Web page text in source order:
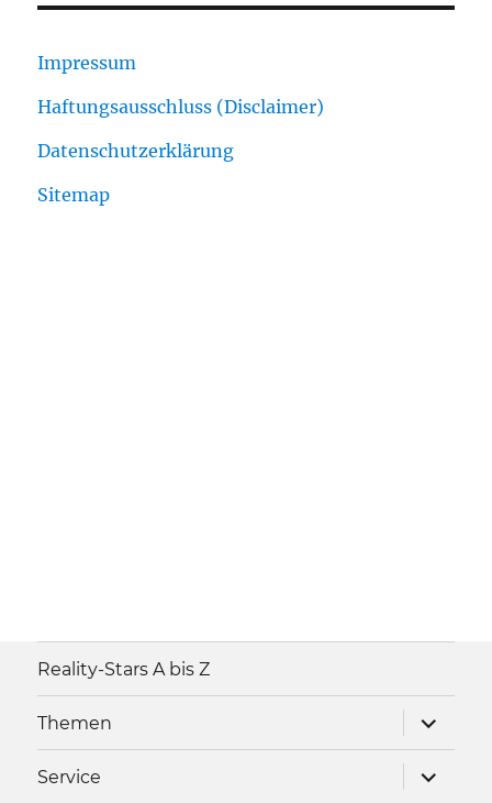
Impressum
Haftungsausschluss (Disclaimer)
Datenschutzerklärung
Sitemap
Reality-Stars A bis Z
Themen
anzeigen
Service
anzeigen